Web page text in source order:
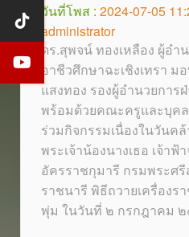
วันที่โพส : 2024-07-05
administrator
ดร.สุพจน์ ทองเหลือง ผู้อำ
อาชีวศึกษาฉะเชิงเทรา
แสงทอง รองผู้อำนวยการ
พร้อมด้วยคณะครูและบุคล
ร่วมกิจกรรมเนื่องในวันค
พระเจ้าน้องนางเธอ เจ้า
อัครราชกุมารี กรมพระศ
ราชนารี พิธีถวายเครื่องร
พุ่ม ในวันที่ ๒ กรกฎาคม